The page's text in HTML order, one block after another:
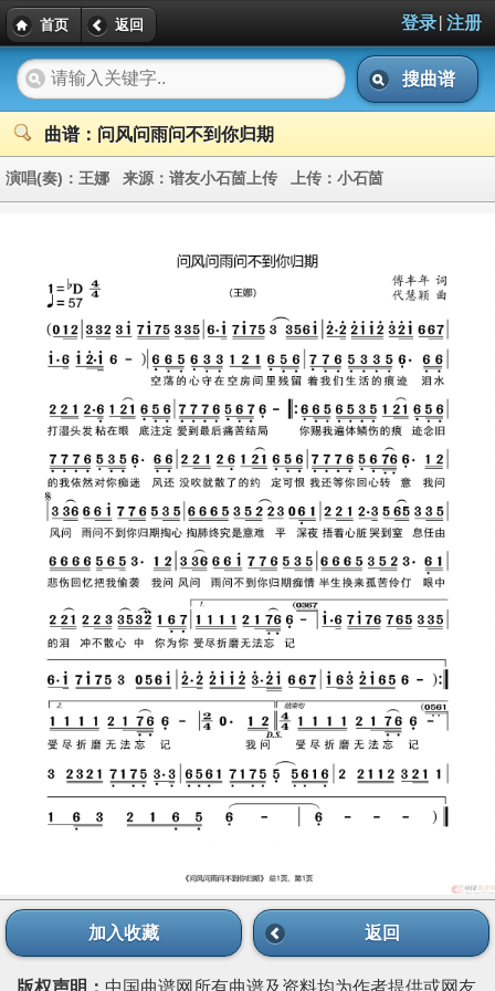
首页 返回 登录| 注册
搜曲谱
曲谱：问风问雨问不到你归期
演唱(奏)： 王娜 来源： 谱友小石䓢上传 上传： 小石䓢
加入收藏 返回